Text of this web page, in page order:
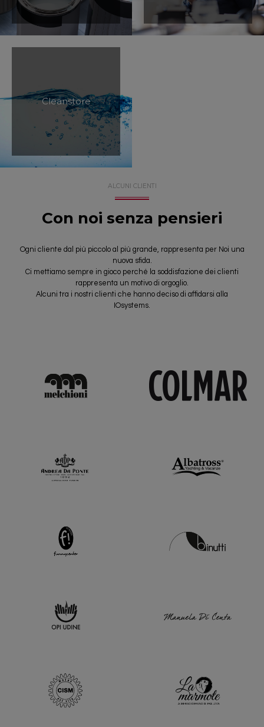
Cleanstore
ALCUNI CLIENTI
Con noi senza pensieri
Ogni cliente dal più piccolo al più grande, rappresenta per Noi una
nuova sfida.
Ci mettiamo sempre in gioco perché la soddisfazione dei clienti
rappresenta un motivo di orgoglio.
Alcuni tra i nostri clienti che hanno deciso di affidarsi alla
IOsystems.